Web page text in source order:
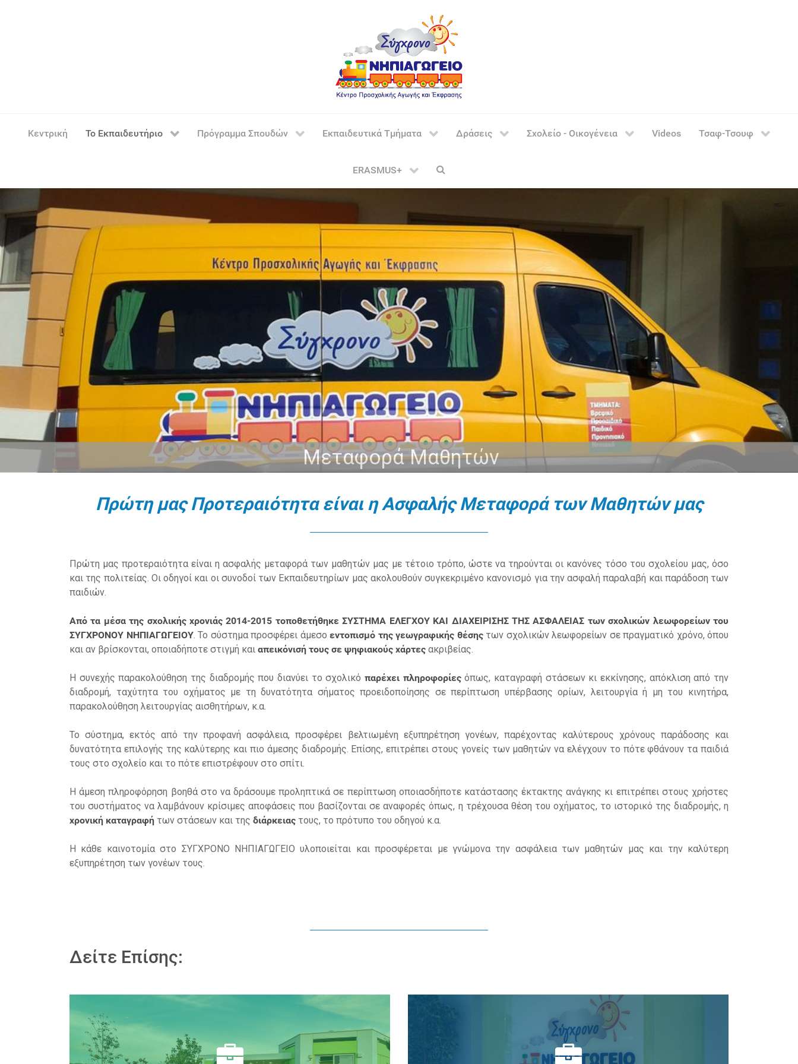
Κεντρική Το Εκπαιδευτήριο Πρόγραμμα Σπουδών Εκπαιδευτικά Τμήματα Δράσεις Σχολείο - Οικογένεια Videos Τσαφ-Τσουφ
ERASMUS+
Μεταφορά Μαθητών
Πρώτη μας Προτεραιότητα είναι η Ασφαλής Μεταφορά των Μαθητών μας
Πρώτη μας προτεραιότητα είναι η ασφαλής μεταφορά των μαθητών μας με τέτοιο τρόπο, ώστε να τηρούνται οι κανόνες τόσο του σχολείου μας, όσο
και της πολιτείας. Οι οδηγοί και οι συνοδοί των Εκπαιδευτηρίων μας ακολουθούν συγκεκριμένο κανονισμό για την ασφαλή παραλαβή και παράδοση των
παιδιών.
Από τα μέσα της σχολικής χρονιάς 2014-2015 τοποθετήθηκεΣΥΣΤΗΜΑ ΕΛΕΓΧΟΥ ΚΑΙ ΔΙΑΧΕΙΡΙΣΗΣ ΤΗΣ ΑΣΦΑΛΕΙΑΣ των σχολικών λεωφορείωντου
ΣΥΓΧΡΟΝΟΥ ΝΗΠΙΑΓΩΓΕΙΟΥ. Το σύστημα προσφέρει άμεσο εντοπισμό της γεωγραφικής θέσηςτων σχολικών λεωφορείων σε πραγματικό χρόνο, όπου
και αν βρίσκονται, οποιαδήποτε στιγμή και απεικόνισή τους σε ψηφιακούς χάρτες ακριβείας.
Η συνεχής παρακολούθηση της διαδρομής που διανύει το σχολικό παρέχει πληροφορίεςόπως, καταγραφή στάσεων κι εκκίνησης, απόκλιση από την
διαδρομή, ταχύτητα του οχήματος με τη δυνατότητα σήματος προειδοποίησης σε περίπτωση υπέρβασης ορίων, λειτουργία ή μη του κινητήρα,
παρακολούθηση λειτουργίας αισθητήρων, κ.α.
Το σύστημα, εκτός από την προφανή ασφάλεια, προσφέρει βελτιωμένη εξυπηρέτηση γονέων, παρέχοντας καλύτερους χρόνους παράδοσης και
δυνατότητα επιλογής της καλύτερης και πιο άμεσης διαδρομής. Επίσης, επιτρέπει στους γονείς των μαθητών να ελέγχουν το πότε φθάνουν τα παιδιά
τους στο σχολείο και το πότε επιστρέφουν στο σπίτι.
Η άμεση πληροφόρηση βοηθά στο να δράσουμε προληπτικά σε περίπτωση οποιασδήποτε κατάστασης έκτακτης ανάγκης κι επιτρέπει στους χρήστες
του συστήματος να λαμβάνουν κρίσιμες αποφάσεις που βασίζονται σε αναφορές όπως, η τρέχουσα θέση του οχήματος, το ιστορικό της διαδρομής, η
χρονική καταγραφή των στάσεων και της διάρκειας τους, το πρότυπο του οδηγού κ.α.
Η κάθε καινοτομία στο ΣΥΓΧΡΟΝΟ ΝΗΠΙΑΓΩΓΕΙΟ υλοποιείται και προσφέρεται με γνώμονα την ασφάλεια των μαθητών μας και την καλύτερη
εξυπηρέτηση των γονέων τους.
Δείτε Επίσης: